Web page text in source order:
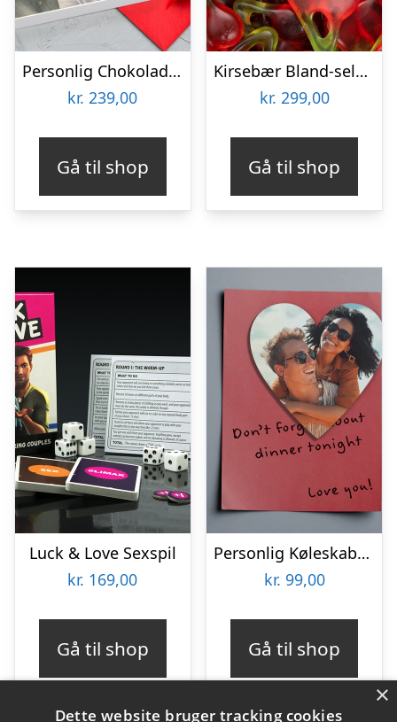
Personlig Chokoladeplade med Billede
kr. 239,00
Gå til shop
Kirsebær Bland-selv slik i kasser 2,4 kg
kr. 299,00
Gå til shop
Luck & Love Sexspil
kr. 169,00
Gå til shop
Personlig Køleskabsmagnet med Foto – Hjerte
kr. 99,00
Gå til shop
×
Dette website bruger tracking cookies